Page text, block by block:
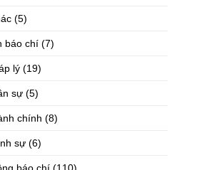
(5)
báo chí (7)
lý (19)
sự (5)
chính (8)
sự (6)